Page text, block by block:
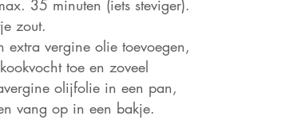
35 minuten (iets steviger).
zout.
vergine olie toevoegen,
toe en zoveel
olijfolie in een pan,
vang op in een bakje.